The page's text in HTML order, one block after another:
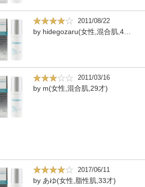
2011/08/22
2011/03/16
by m(女性,混合肌,29才)
2017/06/11
by あゆ(女性,脂性肌,33才)